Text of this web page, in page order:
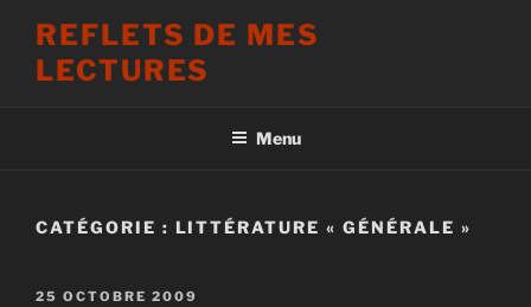
contenu
REFLETS DE MES
LECTURES
Menu
CATÉGORIE : LITTÉRATURE « GÉNÉRALE »
PUBLIÉ
25 OCTOBRE 2009